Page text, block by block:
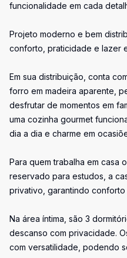
funcionalidade em cada
Projeto moderno e bem
conforto, praticidade e lazer
Em sua distribuição, conta
forro em madeira aparente,
desfrutar de momentos em
uma cozinha gourmet
dia a dia e charme em
Para quem trabalha em casa
reservado para estudos, a
privativo, garantindo
Na área íntima, são 3
descanso com privacidade.
com versatilidade, podendo